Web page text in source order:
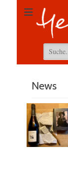
Suchen
nach:
News